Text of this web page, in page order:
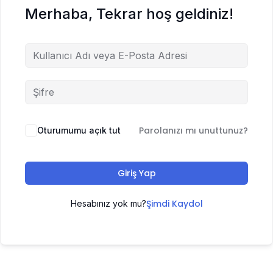
Merhaba, Tekrar hoş geldiniz!
Oturumumu açık tut Parolanızı mı unuttunuz?
Giriş Yap
Hesabınız yok mu?Şimdi Kaydol